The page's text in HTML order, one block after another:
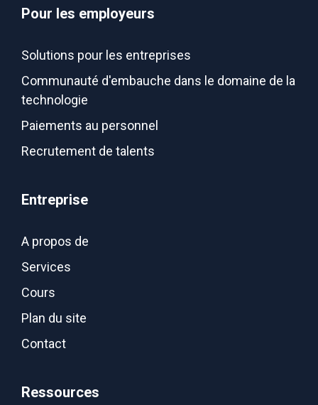
Pour les employeurs
Solutions pour les entreprises
Communauté d'embauche dans le domaine de la
technologie
Paiements au personnel
Recrutement de talents
Entreprise
A propos de
Services
Cours
Plan du site
Contact
Ressources